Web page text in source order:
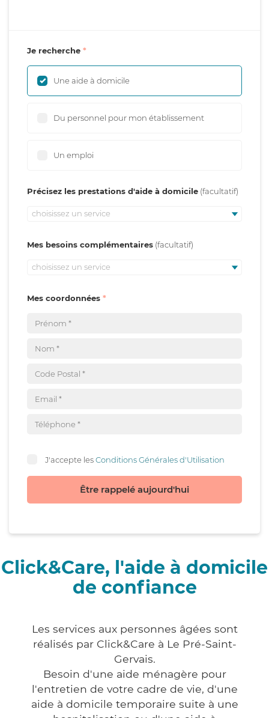
Je recherche
Une aide à domicile
Du personnel pour mon établissement
Un emploi
Précisez les prestations d'aide à domicile
choisissez un service
Mes besoins complémentaires
choisissez un service
Mes coordonnées
J'accepte lesConditions Générales d'Utilisation
Être rappelé aujourd'hui
Click&Care, l'aide à domicile
de confiance
Les services aux personnes âgées sont
réalisés par Click&Care à Le Pré-Saint-
Gervais.
Besoin d'une aide ménagère pour
l'entretien de votre cadre de vie, d'une
aide à domicile temporaire suite à une